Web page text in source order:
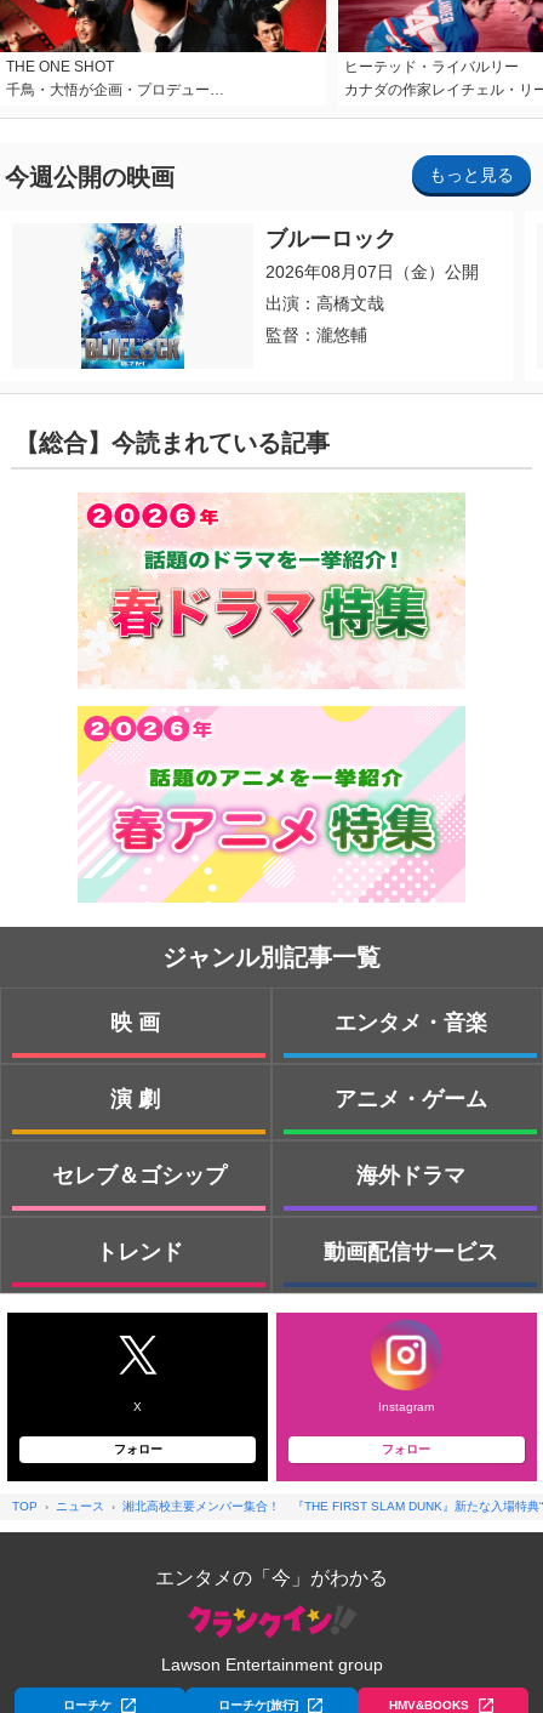
THE ONE SHOT
千鳥・大悟が企画・プロデュー…
ヒーテッド・ライバルリー
カナダの作家レイチェル・リ
今週公開の映画 もっと見る
ブルーロック
2026年08月07日（金）公開
出演：高橋文哉
監督：瀧悠輔
【総合】今読まれている記事
ジャンル別記事一覧
映画
演劇
セレブ＆ゴシップ
トレンド
エンタメ・音楽
アニメ・ゲーム
海外ドラマ
動画配信サービス
X
フォロー
Instagram
フォロー
TOP ニュース 湘北高校主要メンバー集合！ 『THE FIRST SLAM DUNK』新たな入場特典
エンタメの「今」がわかる
Lawson Entertainment group
ローチケ ローチケ[旅行] HMV&BOOKS